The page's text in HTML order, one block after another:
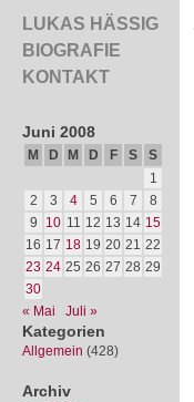
LUKAS HÄSSIG
BIOGRAFIE
KONTAKT
Juni 2008
M D M D F S
S
1
2
3 4 5 6 7
8
9
10 11 12 13 14 15
16 17 18 19 20 21 22
23 24 25 26 27 28 29
30
« Mai
Juli »
Kategorien
Allgemein (428)
Archiv